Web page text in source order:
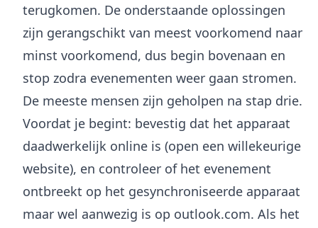
terugkomen. De onderstaande oplossingen
zijn gerangschikt van meest voorkomend naar
minst voorkomend, dus begin bovenaan en
stop zodra evenementen weer gaan stromen.
De meeste mensen zijn geholpen na stap drie.
Voordat je begint: bevestig dat het apparaat
daadwerkelijk online is (open een willekeurige
website), en controleer of het evenement
ontbreekt op het gesynchroniseerde apparaat
maar wel aanwezig is op outlook.com. Als het